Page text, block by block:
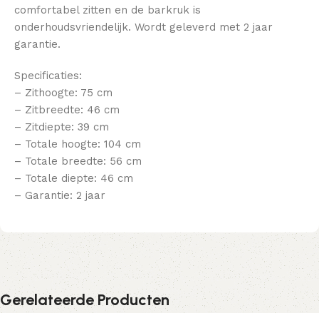
comfortabel zitten en de barkruk is
onderhoudsvriendelijk. Wordt geleverd met 2 jaar
garantie.
Specificaties:
– Zithoogte: 75 cm
– Zitbreedte: 46 cm
– Zitdiepte: 39 cm
– Totale hoogte: 104 cm
– Totale breedte: 56 cm
– Totale diepte: 46 cm
– Garantie: 2 jaar
Gerelateerde Producten